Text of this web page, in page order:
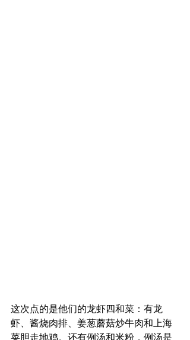
这次点的是他们的龙虾四和菜：有龙
虾、酱烧肉排、姜葱蘑菇炒牛肉和上海
菜胆走地鸡。还有例汤和米粉，例汤是